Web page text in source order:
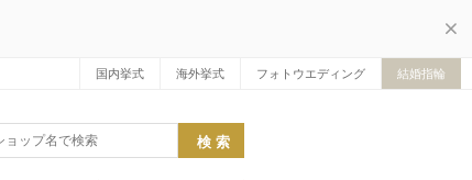
国内挙式 海外挙式 フォトウエディング 結婚指輪